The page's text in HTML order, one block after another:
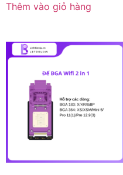
Thêm vào giỏ hàng